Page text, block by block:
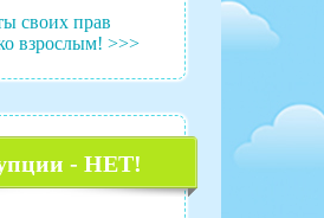
своих прав
взрослым! >>>
- НЕТ!